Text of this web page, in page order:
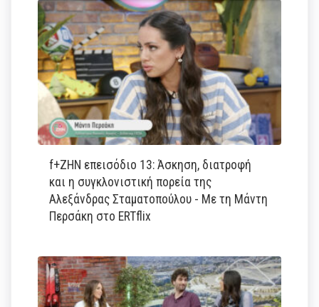
f+ΖΗΝ επεισόδιο 13: Άσκηση, διατροφή
και η συγκλονιστική πορεία της
Αλεξάνδρας Σταματοπούλου - Με τη Μάντη
Περσάκη στο ERTflix